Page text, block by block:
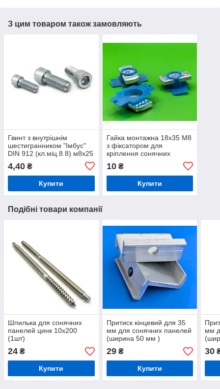
З цим товаром також замовляють
Гвинт з внутрішнім
шестигранником "Імбус"
DIN 912 (кл.міц.8.8) м8х25
4,40 ₴
Купити
Гайка монтажна 18х35 М8
з фіксатором для
кріплення сонячних
10₴
Купити
Подібні товари компанії
Шпилька для сонячних
панелей цинк 10х200
(1шт)
24 ₴
Купити
Притиск кінцевий для 35
мм для сонячних панелей
(ширина 50 мм )
29₴
Купити
мм
30